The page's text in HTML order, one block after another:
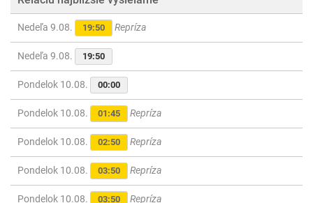
Nedeľa 9.08. 19:50 Repríza
Nedeľa 9.08. 19:50
Pondelok 10.08. 00:00
Pondelok 10.08. 01:45 Repríza
Pondelok 10.08. 02:50 Repríza
Pondelok 10.08. 03:50 Repríza
Pondelok 10.08. 03:50 Repríza